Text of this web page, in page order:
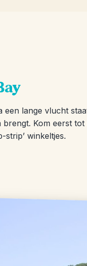
lange vlucht
Kom eerst
winkeltjes.